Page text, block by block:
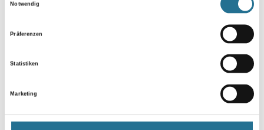
Notwendig
Präferenzen
Statistiken
Marketing